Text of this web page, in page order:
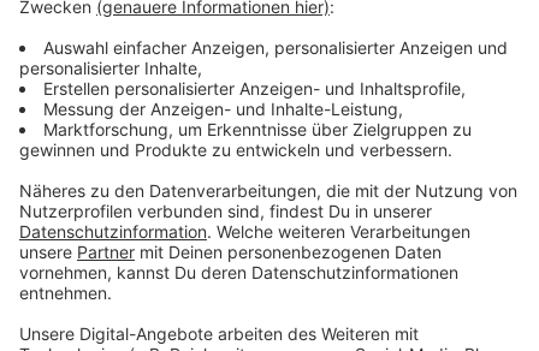
Anzeige
Der ausführliche Geschäftsbericht des Flughafens
So lief der Ferienstart am Flughafen:
Anzeige